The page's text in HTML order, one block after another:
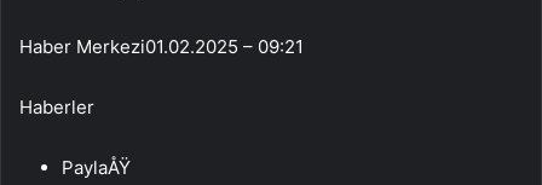
Haber Merkezi01.02.2025 – 09:21
Haberler
PaylaÅŸ